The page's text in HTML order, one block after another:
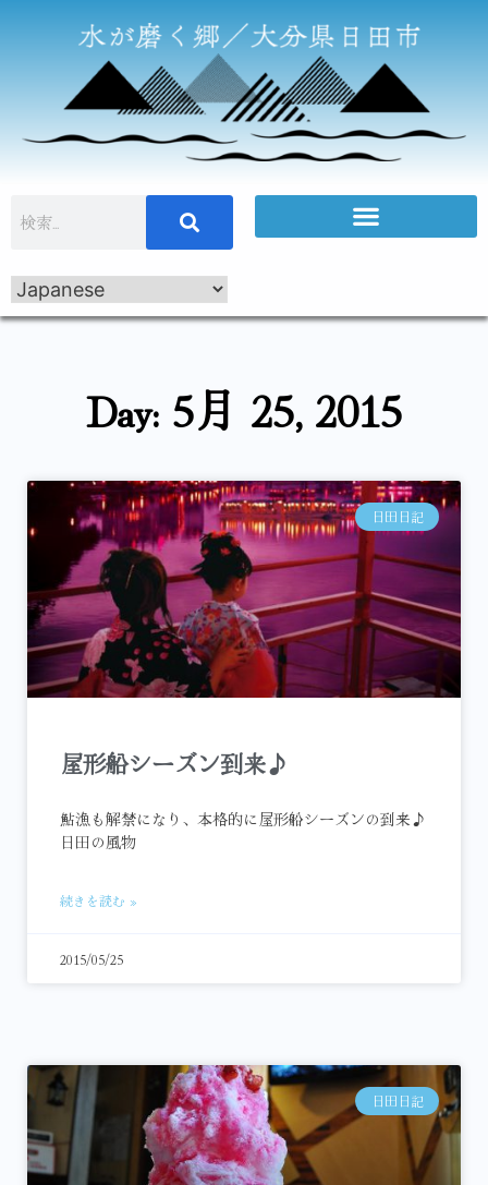
Day: 5月 25, 2015
日田日記
屋形船シーズン到来♪
鮎漁も解禁になり、本格的に屋形船シーズンの到来♪
日田の風物
続きを読む »
2015/05/25
日田日記